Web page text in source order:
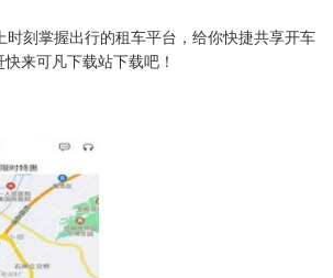
刻掌握出行的租车平台，给你快捷共享开车
来可凡下载站下载吧！